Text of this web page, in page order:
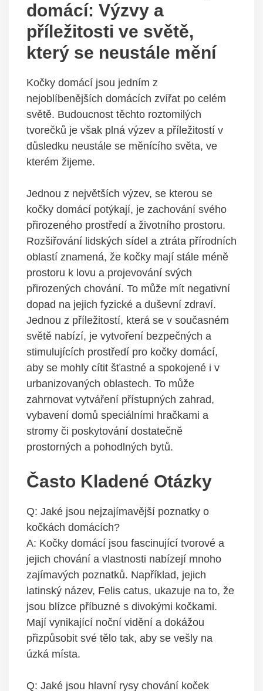
domácí: Výzvy a
příležitosti ve světě,
který se neustále mění
Kočky domácí jsou jedním z
nejoblíbenějších domácích zvířat po celém
světě. Budoucnost těchto roztomilých
tvorečků je však plná výzev a příležitostí v
důsledku neustále se měnícího světa, ve
kterém žijeme.
Jednou z největších výzev, se kterou se
kočky domácí potýkají, je zachování svého
přirozeného prostředí a životního prostoru.
Rozšiřování lidských sídel a ztráta přírodních
oblastí znamená, že kočky mají stále méně
prostoru k lovu a projevování svých
přirozených chování. To může mít negativní
dopad na jejich fyzické a duševní zdraví.
Jednou z příležitostí, která se v současném
světě nabízí, je vytvoření bezpečných a
stimulujících prostředí pro kočky domácí,
aby se mohly cítit šťastné a spokojené i v
urbanizovaných oblastech. To může
zahrnovat vytváření přístupných zahrad,
vybavení domů speciálními hračkami a
stromy či poskytování dostatečně
prostorných a pohodlných bytů.
Často Kladené Otázky
Q: Jaké jsou nejzajímavější poznatky o
kočkách domácích?
A: Kočky domácí jsou fascinující tvorové a
jejich chování a vlastnosti nabízejí mnoho
zajímavých poznatků. Například, jejich
latinský název, Felis catus, ukazuje na to, že
jsou blízce příbuzné s divokými kočkami.
Mají vynikající noční vidění a dokážou
přizpůsobit své tělo tak, aby se vešly na
úzká místa.
Q: Jaké jsou hlavní rysy chování koček